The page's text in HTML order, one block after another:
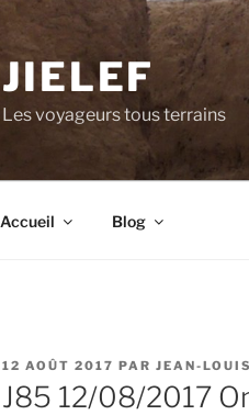
JIELEF
Les voyageurs tous terrains
Accueil Blog
PUBLIÉ
LE
12 AOÛT 2017 PAR JEAN-LOUIS
J85 12/08/2017